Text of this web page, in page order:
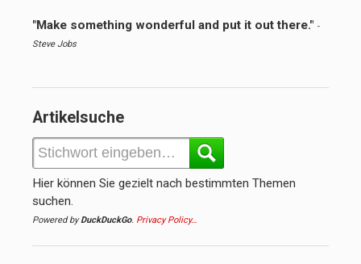
"Make something wonderful and put it out there." -
Steve Jobs
Artikelsuche
Hier können Sie gezielt nach bestimmten Themen
suchen.
Powered byDuckDuckGo. Privacy Policy…